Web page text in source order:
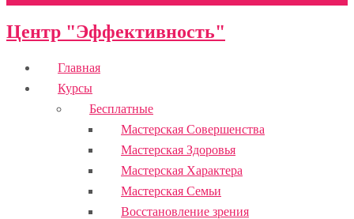
Центр "Эффективность"
Главная
Курсы
Бесплатные
Мастерская Совершенства
Мастерская Здоровья
Мастерская Характера
Мастерская Семьи
Восстановление зрения